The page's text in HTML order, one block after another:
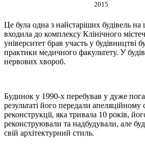
2015
Це була одна з найстаріших будівель на
входила до комплексу Клінічного
університет брав участь у будівництві
практики медичного факультету. У
нервових хвороб.
Будинок у 1990-х перебував у дуже
результаті його передали апеляційному
реконструкції, яка тривала 10 років,
реконструювали та надбудували, але
свій архітектурний стиль.